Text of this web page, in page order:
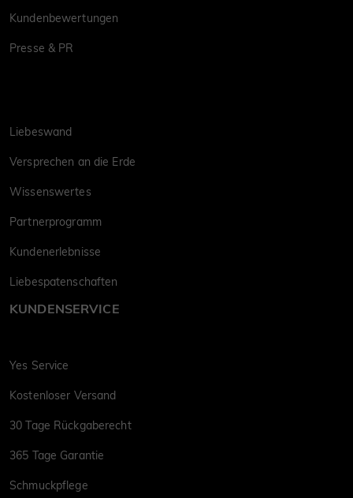
Kundenbewertungen
Presse & PR
Liebeswand
Versprechen an die Erde
Wissenswertes
Partnerprogramm
Kundenerlebnisse
Liebespatenschaften
KUNDENSERVICE
Yes Service
Kostenloser Versand
30 Tage Rückgaberecht
365 Tage Garantie
Schmuckpflege